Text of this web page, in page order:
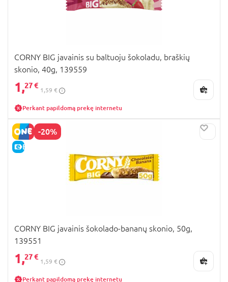
CORNY BIG javainis su baltuoju šokoladu, braškių
skonio, 40g, 139559
1,27 €
1,59 €
Perkant papildomą prekę internetu
-20%
E-KAINA
CORNY BIG javainis šokolado-bananų skonio, 50g,
139551
1,27 €
1,59 €
Perkant papildomą prekę internetu